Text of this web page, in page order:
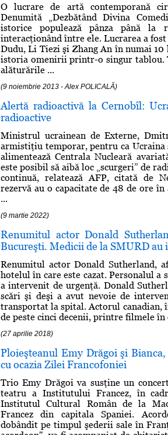
O lucrare de artă contemporană
Denumită „Dezbătând Divina
istorice populează pânza până la
interacţionând între ele. Lucrarea a
Dudu, Li Tiezi şi Zhang An în numai
istoria omenirii printr-o singur tablou.
alăturările ...
(9 noiembrie 2013 - Alex POLICALĂ)
Alertă radioactivă la Cernobîl:
radioactive
Ministrul ucrainean de Externe,
armistiţiu temporar, pentru ca Ucraina
alimentează Centrala Nucleară
este posibil să aibă loc „scurgeri” de
continuă, relatează AFP, citată de
rezervă au o capacitate de 48 de ore
...
(9 martie 2022)
Renumitul actor Donald
Bucureşti. Medicii de la SMURD au
Renumitul actor Donald Sutherland,
hotelul în care este cazat. Personalul a
a intervenit de urgenţă. Donald
scări şi deşi a avut nevoie de
transportat la spital. Actorul canadian,
de peste cinci decenii, printre filmele în
(27 aprilie 2018)
Ploieşteanul Emy Drăgoi şi
cu ocazia Zilei Francofoniei
Trio Emy Drăgoi va susţine un
teatru a Institutului Francez, în
Institutul Cultural Român de la
Francez din capitala Spaniei.
dobândit pe timpul şederii sale în